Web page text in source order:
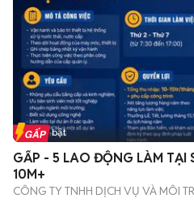
Tin nổi bật
GẤP - 5 LAO ĐỘNG LÀM TẠI
10M+
CÔNG TY TNHH DỊCH VỤ VÀ MÔI